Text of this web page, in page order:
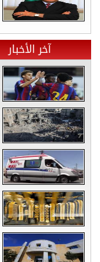
آخر الأخبار